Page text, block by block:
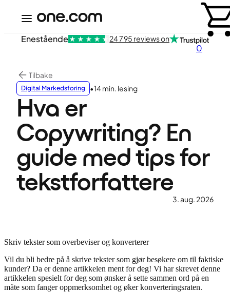
0
Enestående 24 795 reviews on
Tilbake
Digital Markedsforing •14 min. lesing
Hva er
Copywriting? En
guide med tips for
tekstforfattere
3. aug. 2026
Skriv tekster som overbeviser og konverterer
Vil du bli bedre på å skrive tekster som gjør besøkere om til faktiske
kunder? Da er denne artikkelen ment for deg! Vi har skrevet denne
artikkelen spesielt for deg som ønsker å sette sammen ord på en
måte som fanger oppmerksomhet og øker konverteringsraten.